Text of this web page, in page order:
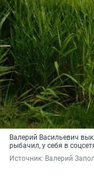
Валерий Васильевич
рыбачил, у себя в
Источник: Валерий